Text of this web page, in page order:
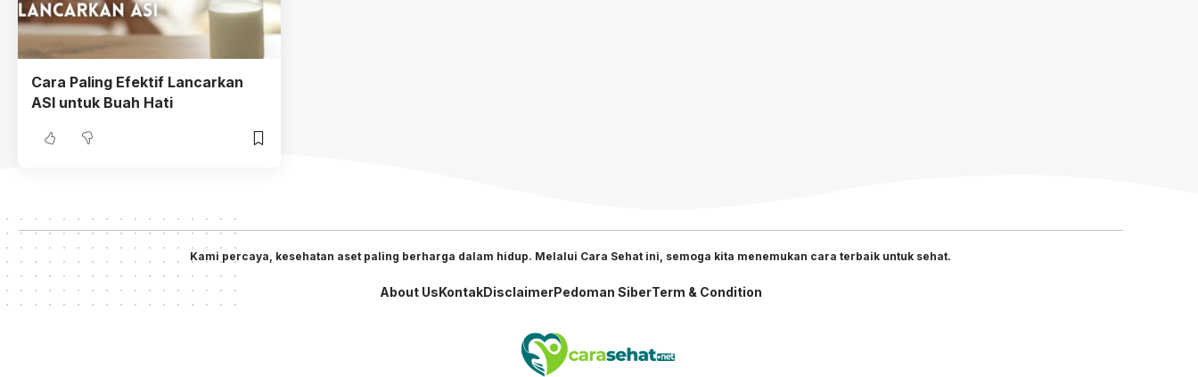
Cara Paling Efektif Lancarkan
ASI untuk Buah Hati
Kami percaya, kesehatan aset paling berharga dalam hidup. Melalui Cara Sehat ini, semoga kita menemukan cara terbaik untuk sehat.
About UsKontakDisclaimerPedoman SiberTerm & Condition